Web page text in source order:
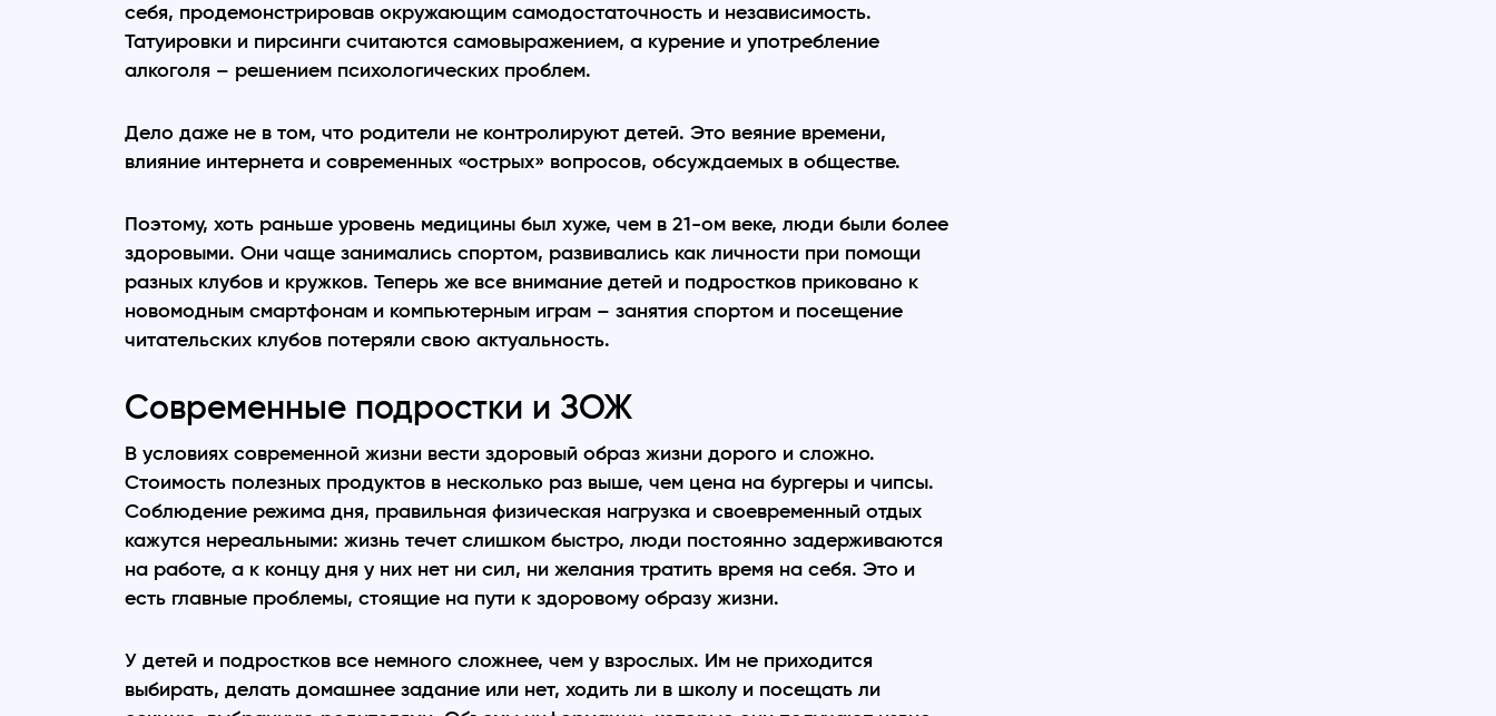
себя, продемонстрировав окружающим самодостаточность и независимость.
Татуировки и пирсинги считаются самовыражением, а курение и употребление
алкоголя – решением психологических проблем.
Дело даже не в том, что родители не контролируют детей. Это веяние времени,
влияние интернета и современных «острых» вопросов, обсуждаемых в обществе.
Поэтому, хоть раньше уровень медицины был хуже, чем в 21-ом веке, люди были более
здоровыми. Они чаще занимались спортом, развивались как личности при помощи
разных клубов и кружков. Теперь же все внимание детей и подростков приковано к
новомодным смартфонам и компьютерным играм – занятия спортом и посещение
читательских клубов потеряли свою актуальность.
Современные подростки и ЗОЖ
В условиях современной жизни вести здоровый образ жизни дорого и сложно.
Стоимость полезных продуктов в несколько раз выше, чем цена на бургеры и чипсы.
Соблюдение режима дня, правильная физическая нагрузка и своевременный отдых
кажутся нереальными: жизнь течет слишком быстро, люди постоянно задерживаются
на работе, а к концу дня у них нет ни сил, ни желания тратить время на себя. Это и
есть главные проблемы, стоящие на пути к здоровому образу жизни.
У детей и подростков все немного сложнее, чем у взрослых. Им не приходится
выбирать, делать домашнее задание или нет, ходить ли в школу и посещать ли